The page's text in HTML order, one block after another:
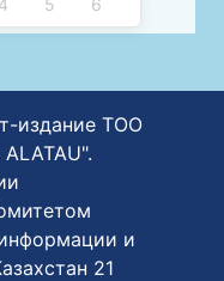
издание ТОО
и
21